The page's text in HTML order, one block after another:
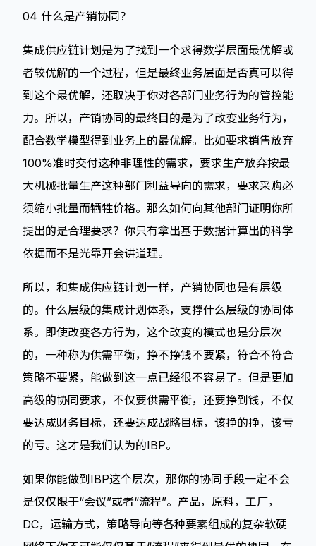
04 什么是产销协同？
集成供应链计划是为了找到一个求得数学层面最优解或
者较优解的一个过程，但是最终业务层面是否真可以得
到这个最优解，还取决于你对各部门业务行为的管控能
力。所以，产销协同的最终目的是为了改变业务行为，
配合数学模型得到业务上的最优解。比如要求销售放弃
100%准时交付这种非理性的需求，要求生产放弃按最
大机械批量生产这种部门利益导向的需求，要求采购必
须缩小批量而牺牲价格。那么如何向其他部门证明你所
提出的是合理要求？你只有拿出基于数据计算出的科学
依据而不是光靠开会讲道理。
所以，和集成供应链计划一样，产销协同也是有层级
的。什么层级的集成计划体系，支撑什么层级的协同体
系。即使改变各方行为，这个改变的模式也是分层次
的，一种称为供需平衡，挣不挣钱不要紧，符合不符合
策略不要紧，能做到这一点已经很不容易了。但是更加
高级的协同要求，不仅要供需平衡，还要挣到钱，不仅
要达成财务目标，还要达成战略目标，该挣的挣，该亏
的亏。这才是我们认为的IBP。
如果你能做到IBP这个层次，那你的协同手段一定不会
是仅仅限于“会议”或者“流程”。产品，原料，工厂，
DC，运输方式，策略导向等各种要素组成的复杂软硬